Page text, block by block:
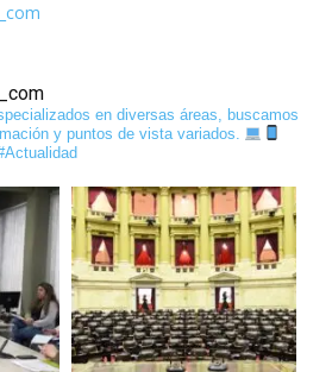
en diversas áreas, buscamos
y puntos de vista variados.